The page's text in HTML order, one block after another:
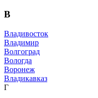
В
Владивосток
Владимир
Волгоград
Вологда
Воронеж
Владикавказ
Г